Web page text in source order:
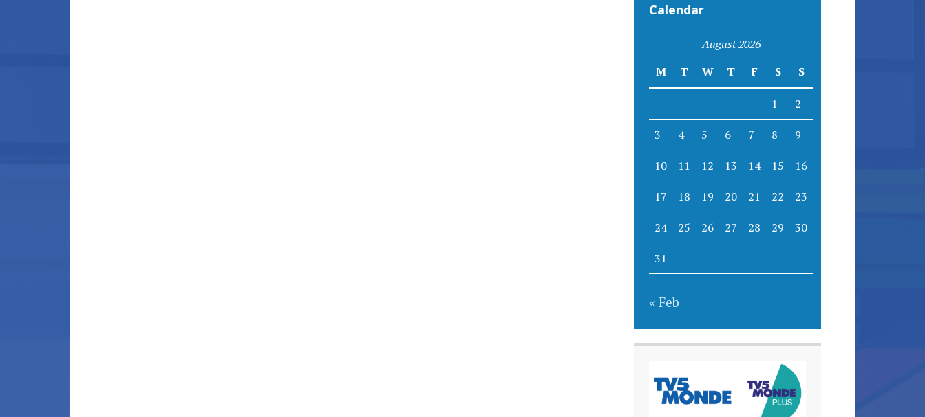
Calendar
August 2026
M
T W T F S S
1 2
3 4 5 6 7 8 9
10 11 12 13 14 15 16
17 18 19 20 21 22 23
24 25 26 27 28 29 30
31
« Feb